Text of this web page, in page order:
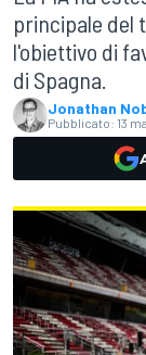
principale del
l'obiettivo di
di Spagna.
Jonathan
Pubblicato: 13